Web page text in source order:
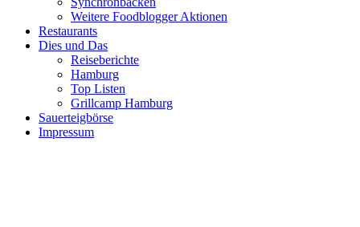
Weitere Foodblogger Aktionen
Restaurants
Dies und Das
Reiseberichte
Hamburg
Top Listen
Grillcamp Hamburg
Sauerteigbörse
Impressum